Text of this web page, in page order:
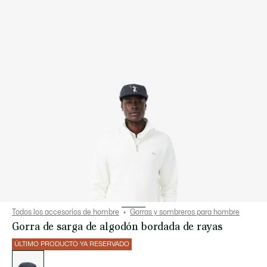
Todos los accesorios de hombre Gorras y sombreros para hombre
Gorra de sarga de algodón bordada de rayas
ÚLTIMO PRODUCTO YA RESERVADO
variaciones